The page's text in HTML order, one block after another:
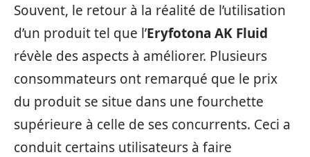
Souvent, le retour à la réalité de l’utilisation
d’un produit tel que l’Eryfotona AK Fluid
révèle des aspects à améliorer. Plusieurs
consommateurs ont remarqué que le prix
du produit se situe dans une fourchette
supérieure à celle de ses concurrents. Ceci a
conduit certains utilisateurs à faire